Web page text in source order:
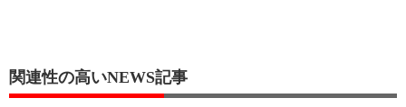
関連性の高いNEWS記事